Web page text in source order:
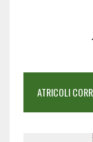
ATRICOLI